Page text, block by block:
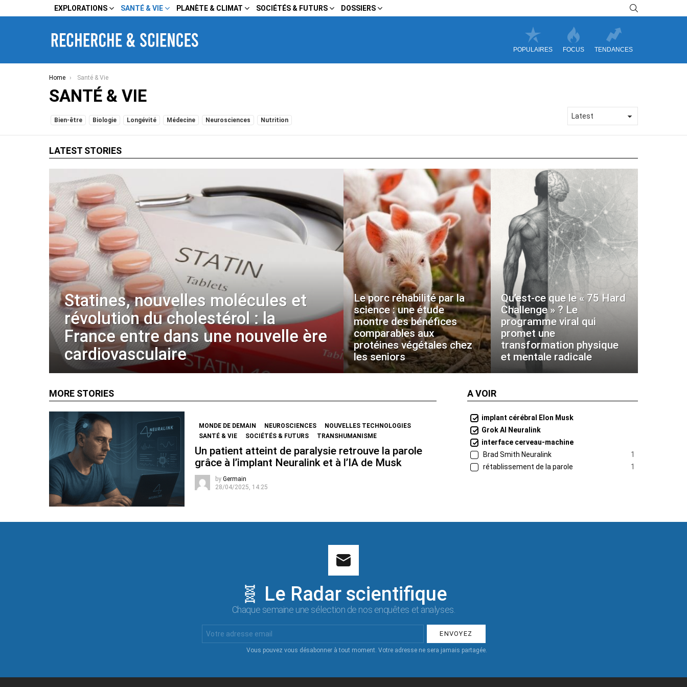
EXPLORATIONS SANTÉ & VIE PLANÈTE & CLIMAT SOCIÉTÉS & FUTURS DOSSIERS
POPULAIRES FOCUS TENDANCES
You are here:
Home Santé & Vie
SANTÉ & VIE
SUBTERMS
Bien-être Biologie Longévité Médecine Neurosciences Nutrition
LATEST STORIES
Statines, nouvelles molécules et
révolution du cholestérol : la
France entre dans une nouvelle ère
cardiovasculaire
Le porc réhabilité par la
science : une étude
montre des bénéfices
comparables aux
protéines végétales chez
les seniors
Qu’est-ce que le « 75 Hard
Challenge » ? Le
programme viral qui
promet une
transformation physique
et mentale radicale
MORE STORIES
MONDE DE DEMAIN NEUROSCIENCES
NOUVELLES TECHNOLOGIES
SANTÉ & VIE
SOCIÉTÉS & FUTURS TRANSHUMANISME
Un patient atteint de paralysie retrouve la parole
grâce à l’implant Neuralink et à l’IA de Musk
by Germain
28/04/2025, 14:25
A VOIR
implant cérébral Elon Musk
Grok AI Neuralink
interface cerveau-machine
Brad Smith Neuralink
1
rétablissement de la parole
1
🧬 Le Radar scientifique
Chaque semaine une sélection de nos enquêtes et analyses.
Email
:
Vous pouvez vous désabonner à tout moment. Votre adresse ne sera jamais partagée.